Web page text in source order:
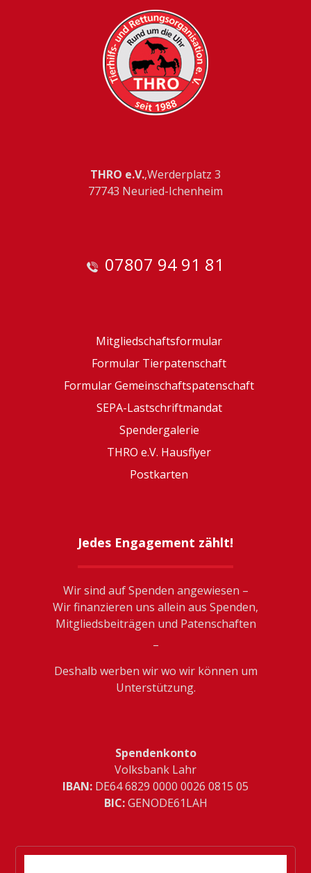
THRO e.V.,Werderplatz 3
77743 Neuried-Ichenheim
07807 94 91 81
Mitgliedschaftsformular
Formular Tierpatenschaft
Formular Gemeinschaftspatenschaft
SEPA-Lastschriftmandat
Spendergalerie
THRO e.V. Hausflyer
Postkarten
Jedes Engagement zählt!
Wir sind auf Spenden angewiesen –
Wir finanzieren uns allein aus Spenden,
Mitgliedsbeiträgen und Patenschaften
Deshalb werben wir wo wir können um
Unterstützung.
Spendenkonto
Volksbank Lahr
IBAN: ­DE64 6829 0000 0026 0815 05
BIC:GENODE61LAH